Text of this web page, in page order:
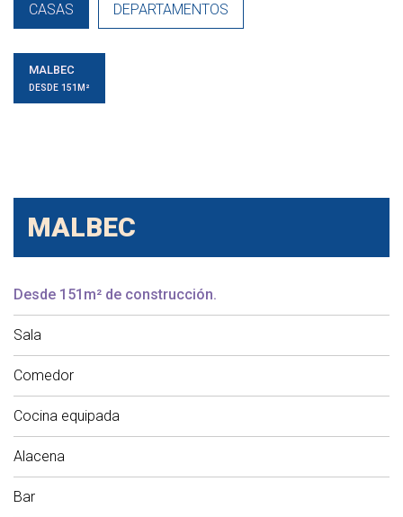
CASAS DEPARTAMENTOS
MALBEC
DESDE 151M²
MALBEC
Desde 151m² de construcción.
Sala
Comedor
Cocina equipada
Alacena
Bar